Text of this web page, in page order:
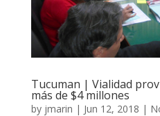
Tucuman | Vialidad
más de $4 millones
by jmarin | Jun 12, 2018 |